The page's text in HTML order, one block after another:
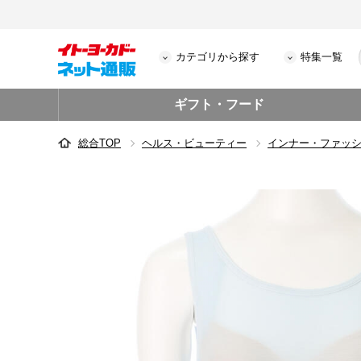
カテゴリから探す 特集一覧
ギフト・フード
総合TOP ヘルス・ビューティー インナー・ファッ